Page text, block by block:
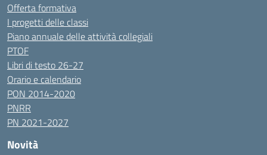
Offerta formativa
I progetti delle classi
Piano annuale delle attività collegiali
PTOF
Libri di testo 26-27
Orario e calendario
PON 2014-2020
PNRR
PN 2021-2027
Novità